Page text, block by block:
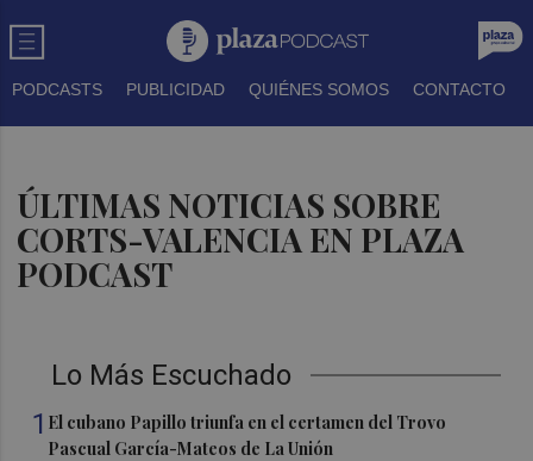
PODCASTS PUBLICIDAD QUIÉNES SOMOS CONTACTO
ÚLTIMAS NOTICIAS SOBRE
CORTS-VALENCIA EN PLAZA
PODCAST
Lo Más Escuchado
1 El cubano Papillo triunfa en el certamen del Trovo
Pascual García-Mateos de La Unión